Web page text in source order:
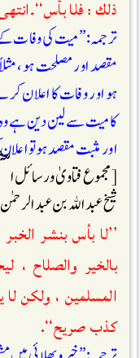
ذلك : فلا
ترجمہ: ” میت کی وفات
مقصد اور مصلحت ہو ،
ہو اور وفات کا اعلان
کا میت سے لین دین ہے وہ
اور مثبت مقصد ہو تو
[مجموع فتاوىٰ ورسائل
شيخ عبد الله بن عبد الرحمٰن الجبرين
’’لا بأس بنشر
بالخير والصلاح ،
المسلمين ، ولكن
كذب صريح‘‘.